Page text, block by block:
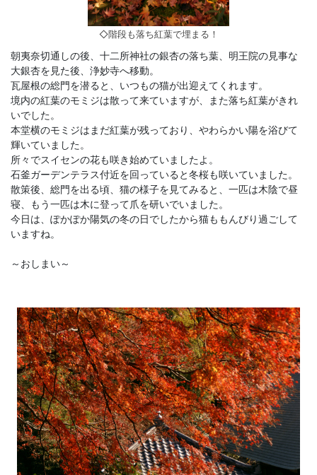
◇階段も落ち紅葉で埋まる！
朝夷奈切通しの後、十二所神社の銀杏の落ち葉、明王院の見事な
大銀杏を見た後、浄妙寺へ移動。
瓦屋根の総門を潜ると、いつもの猫が出迎えてくれます。
境内の紅葉のモミジは散って来ていますが、また落ち紅葉がきれ
いでした。
本堂横のモミジはまだ紅葉が残っており、やわらかい陽を浴びて
輝いていました。
所々でスイセンの花も咲き始めていましたよ。
石釜ガーデンテラス付近を回っていると冬桜も咲いていました。
散策後、総門を出る頃、猫の様子を見てみると、一匹は木陰で昼
寝、もう一匹は木に登って爪を研いでいました。
今日は、ぽかぽか陽気の冬の日でしたから猫ももんびり過ごして
いますね。
～おしまい～